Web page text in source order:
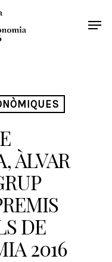
ÀLVAR
DE
2016